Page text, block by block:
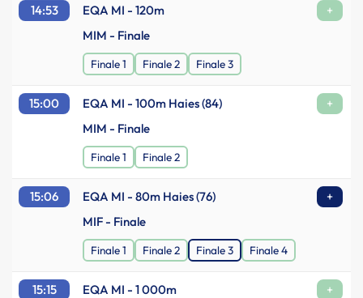
14:53 EQA MI - 120m
+
MIM - Finale
Finale 1 Finale 2 Finale 3
15:00 EQA MI - 100m Haies (84)
+
MIM - Finale
Finale 1 Finale 2
15:06 EQA MI - 80m Haies (76)
+
MIF - Finale
Finale 1 Finale 2 Finale 3 Finale 4
15:15 EQA MI - 1 000m
+